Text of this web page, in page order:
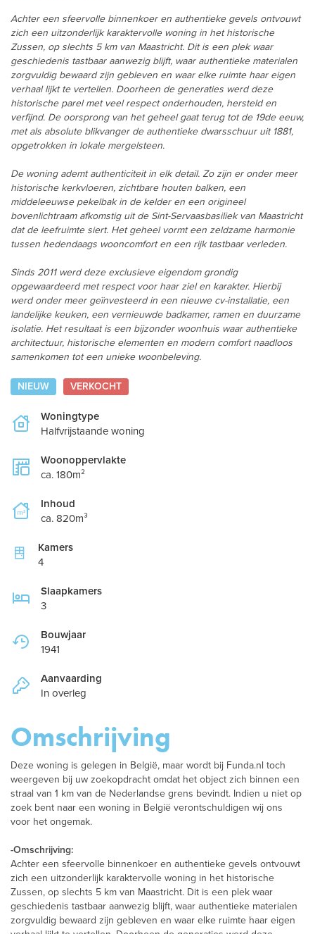
Achter een sfeervolle binnenkoer en authentieke gevels ontvouwt
zich een uitzonderlijk karaktervolle woning in het historische
Zussen, op slechts 5 km van Maastricht. Dit is een plek waar
geschiedenis tastbaar aanwezig blijft, waar authentieke materialen
zorgvuldig bewaard zijn gebleven en waar elke ruimte haar eigen
verhaal lijkt te vertellen. Doorheen de generaties werd deze
historische parel met veel respect onderhouden, hersteld en
verfijnd. De oorsprong van het geheel gaat terug tot de 19de eeuw,
met als absolute blikvanger de authentieke dwarsschuur uit 1881,
opgetrokken in lokale mergelsteen.
De woning ademt authenticiteit in elk detail. Zo zijn er onder meer
historische kerkvloeren, zichtbare houten balken, een
middeleeuwse pekelbak in de kelder en een origineel
bovenlichtraam afkomstig uit de Sint-Servaasbasiliek van Maastricht
dat de leefruimte siert. Het geheel vormt een zeldzame harmonie
tussen hedendaags wooncomfort en een rijk tastbaar verleden.
Sinds 2011 werd deze exclusieve eigendom grondig
opgewaardeerd met respect voor haar ziel en karakter. Hierbij
werd onder meer geïnvesteerd in een nieuwe cv-installatie, een
landelijke keuken, een vernieuwde badkamer, ramen en duurzame
isolatie. Het resultaat is een bijzonder woonhuis waar authentieke
architectuur, historische elementen en modern comfort naadloos
samenkomen tot een unieke woonbeleving.
NIEUW VERKOCHT
Woningtype
Halfvrijstaande woning
Woonoppervlakte
ca. 180m²
Inhoud
ca. 820m³
Kamers
4
Slaapkamers
3
Bouwjaar
1941
Aanvaarding
In overleg
Omschrijving
Deze woning is gelegen in België, maar wordt bij Funda.nl toch
weergeven bij uw zoekopdracht omdat het object zich binnen een
straal van 1 km van de Nederlandse grens bevindt. Indien u niet op
zoek bent naar een woning in België verontschuldigen wij ons
voor het ongemak.
-Omschrijving:
Achter een sfeervolle binnenkoer en authentieke gevels ontvouwt
zich een uitzonderlijk karaktervolle woning in het historische
Zussen, op slechts 5 km van Maastricht. Dit is een plek waar
geschiedenis tastbaar aanwezig blijft, waar authentieke materialen
zorgvuldig bewaard zijn gebleven en waar elke ruimte haar eigen